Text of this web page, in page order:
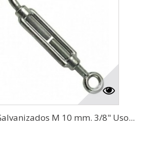
M 10 mm. 3/8" Uso...